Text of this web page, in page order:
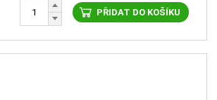
PŘIDAT DO KOŠÍKU